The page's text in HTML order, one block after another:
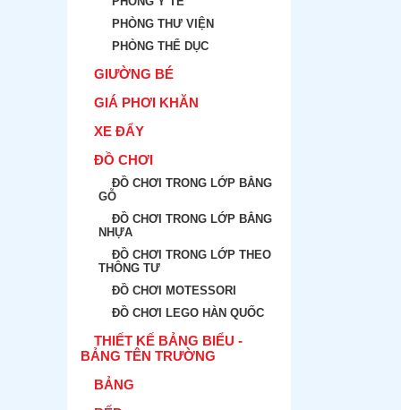
PHÒNG THƯ VIỆN
PHÒNG THỂ DỤC
GIƯỜNG BÉ
GIÁ PHƠI KHĂN
XE ĐẨY
ĐỒ CHƠI
ĐỒ CHƠI TRONG LỚP BẲNG
GỖ
ĐỒ CHƠI TRONG LỚP BẲNG
NHỰA
ĐỒ CHƠI TRONG LỚP THEO
THÔNG TƯ
ĐỒ CHƠI MOTESSORI
ĐỒ CHƠI LEGO HÀN QUỐC
THIẾT KẾ BẢNG BIỂU -
BẢNG TÊN TRƯỜNG
BẢNG